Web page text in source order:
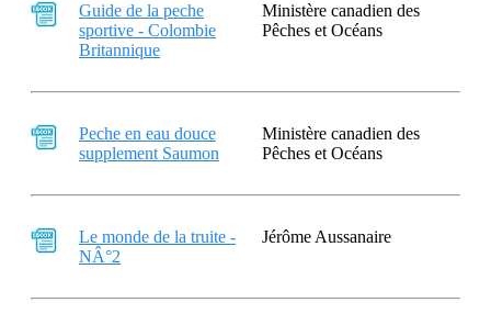
Guide de la peche
sportive - Colombie
Britannique
Ministère canadien des
Pêches et Océans
Peche en eau douce
supplement Saumon
Ministère canadien des
Pêches et Océans
Le monde de la truite -
NÂ°2
Jérôme Aussanaire